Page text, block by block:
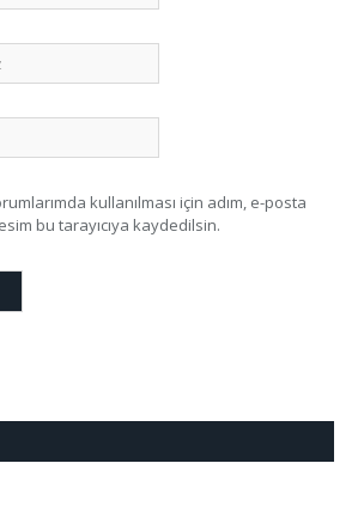
kullanılması için adım, e-posta
bu tarayıcıya kaydedilsin.